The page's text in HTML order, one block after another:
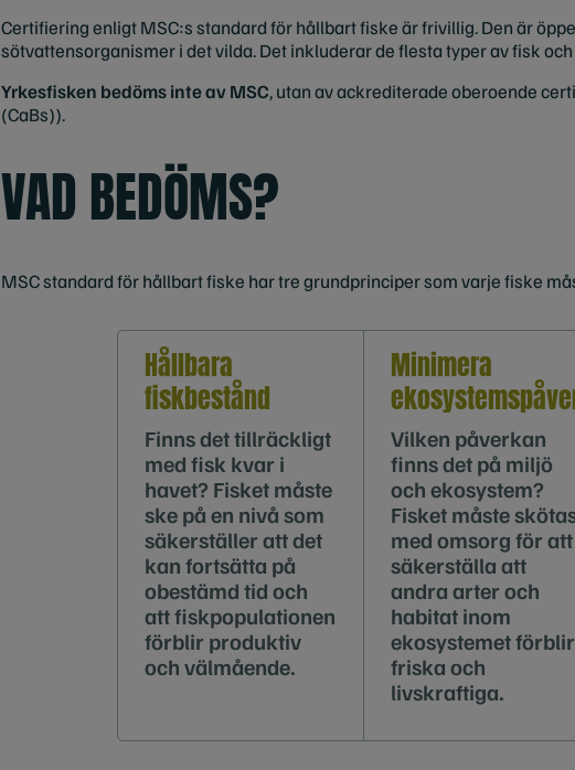
Certifiering enligt MSC:s standard för hållbart fiske är frivillig. Den är
sötvattensorganismer i det vilda. Det inkluderar de flesta typer av fisk
Yrkesfisken bedöms inte av MSC, utan av ackrediterade oberoende
(CaBs)).
VAD BEDÖMS?
MSC standard för hållbart fiske har tre grundprinciper som varje fiske
Hållbara
fiskbestånd
Finns det tillräckligt
med fisk kvar i
havet? Fisket måste
ske på en nivå som
säkerställer att det
kan fortsätta på
obestämd tid och
att fiskpopulationen
förblir produktiv
och välmående.
Minimera
Vilken påverkan
finns det på miljö
och ekosystem?
Fisket måste
med omsorg för att
säkerställa att
andra arter och
habitat inom
ekosystemet förblir
friska och
livskraftiga.